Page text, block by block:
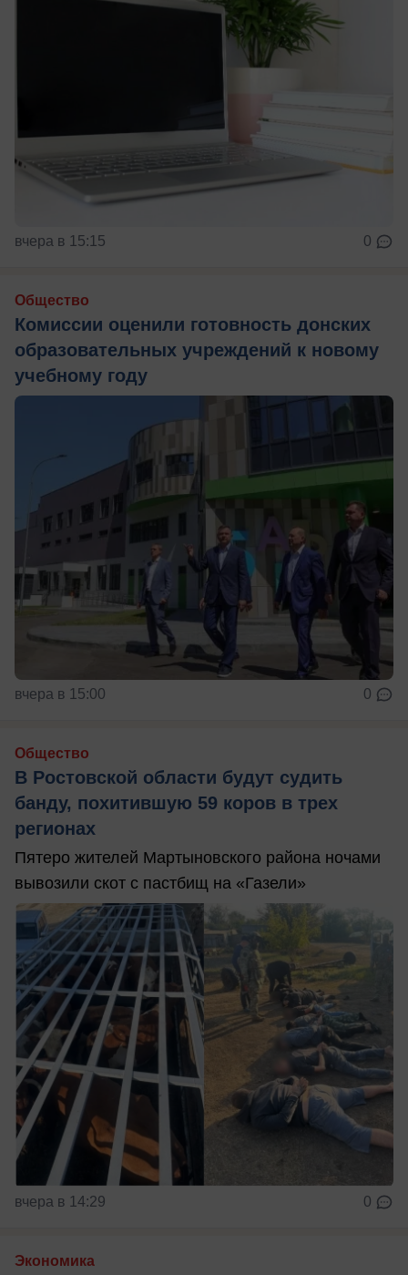
вчера в 15:15 0
Общество
Комиссии оценили готовность донских
образовательных учреждений к новому
учебному году
вчера в 15:00 0
Общество
В Ростовской области будут судить
банду, похитившую 59 коров в трех
регионах
Пятеро жителей Мартыновского района ночами
вывозили скот с пастбищ на «Газели»
вчера в 14:29 0
Экономика